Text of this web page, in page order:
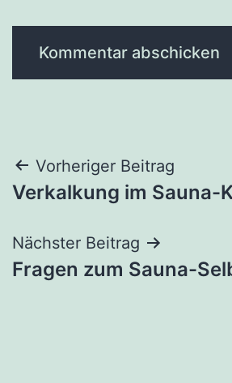
Vorheriger Beitrag
Verkalkung im Sauna-
Nächster Beitrag
Fragen zum Sauna-